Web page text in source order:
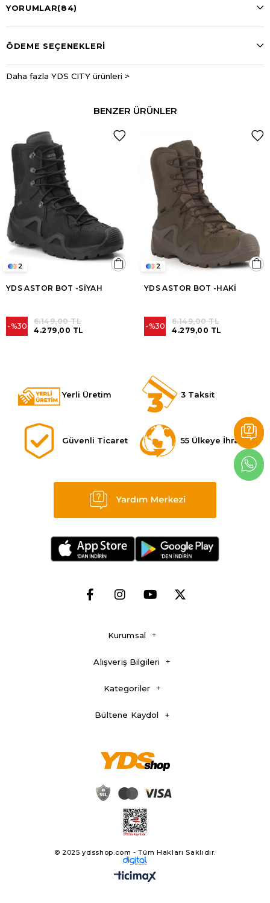
YORUMLAR(84)
ÖDEME SEÇENEKLERI
Daha fazla YDS CITY ürünleri >
BENZER ÜRÜNLER
YDS ASTOR BOT -SİYAH
%30 4.279,00 TL
6.149,00 TL
2
YDS ASTOR BOT -HAKİ
%30 4.279,00 TL
6.149,00 TL
2
Yerli Üretim 3 Taksit
Güvenli Ticaret 55 Ülkeye İhracat
Kurumsal
Alışveriş Bilgileri
Kategoriler
Bültene Kaydol
© 2025 ydsshop.com - Tüm Hakları Saklıdır.